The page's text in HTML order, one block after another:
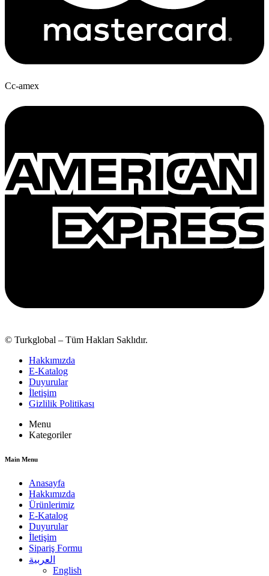
Cc-amex
© Turkglobal – Tüm Hakları Saklıdır.
Hakkımızda
E-Katalog
Duyurular
İletişim
Gizlilik Politikası
Menu
Kategoriler
Main Menu
Anasayfa
Hakkımızda
Ürünlerimiz
E-Katalog
Duyurular
İletişim
Sipariş Formu
العربية
English